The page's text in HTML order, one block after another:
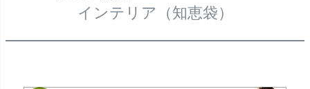
インテリア（知恵袋）